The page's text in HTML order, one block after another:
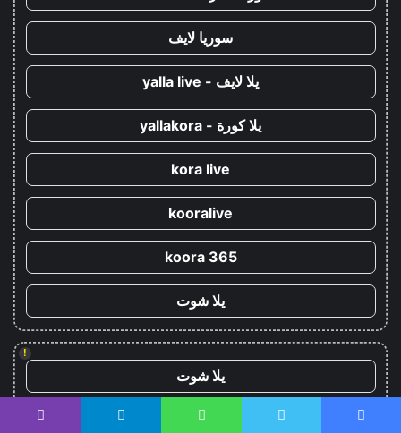
سوريا لايف
يلا لايف - yalla live
يلا كورة - yallakora
kora live
kooralive
koora 365
يلا شوت
!
يلا شوت
كورة ستار - koora-star